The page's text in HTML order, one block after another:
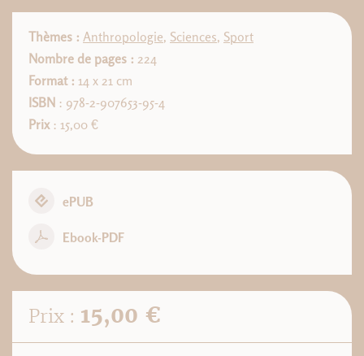
Thèmes : Anthropologie, Sciences, Sport
Nombre de pages : 224
Format : 14 x 21 cm
ISBN : 978-2-907653-95-4
Prix : 15,00 €
ePUB
Ebook-PDF
Prix : 15,00 €